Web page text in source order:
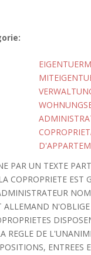
PAR UN TEXTE
COPROPRIETE EST
ALLEMAND
REGLE DE